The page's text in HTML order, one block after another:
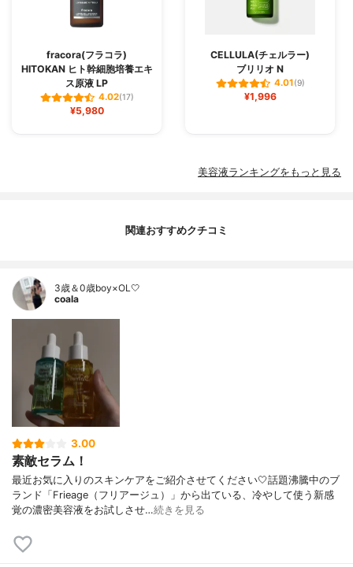
fracora(フラコラ)
HITOKAN ヒト幹細胞培養エキ
ス原液 LP
4.02(17)
¥5,980
CELLULA(チェルラー)
ブリリオ N
4.01(9)
¥1,996
美容液ランキングをもっと見る
関連おすすめクチコミ
3歳＆0歳boy×OL🤍
coala
3.00
素敵セラム！
最近お気に入りのスキンケアをご紹介させてください🤍話題沸騰中のブ
ランド「Frieage（フリアージュ）」から出ている、冷やして使う新感
覚の濃密美容液をお試しさせ…続きを見る